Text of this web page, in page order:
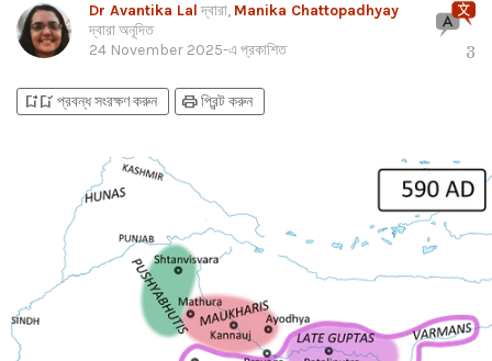
Dr Avantika Lalদ্বারা, Manika Chattopadhyay
দ্বারা অনূদিত
24 November 2025-এ প্রকাশিত 3
bookmark_addbookmark_added প্রবন্ধ সংরক্ষণ করুন printপ্রিন্ট করুন